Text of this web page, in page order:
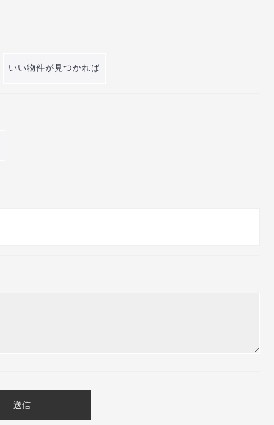
いい物件が見つかれば